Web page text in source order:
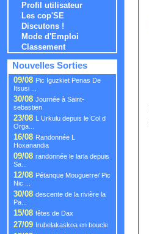
Profil utilisateur
Les cop'SE
Discutons !
Mode d'Emploi
Classement
Nouvelles Sorties
09/08 Pic Iguzkiet Penas De
Itsusi ...
30/08 Journée à Saint-
sebastien
23/08 L Urkulu depuis le Col d
Orga...
16/08 Randonnée L
Hoxanandia
09/08 randonnée le larla depuis
Sa...
12/08 Pétanque Mouguerre/ Pic
Nic ...
30/08 descente de la rivière la
Pa...
15/08 fêtes de Dax
27/09 Irubelakaskoa en boucle